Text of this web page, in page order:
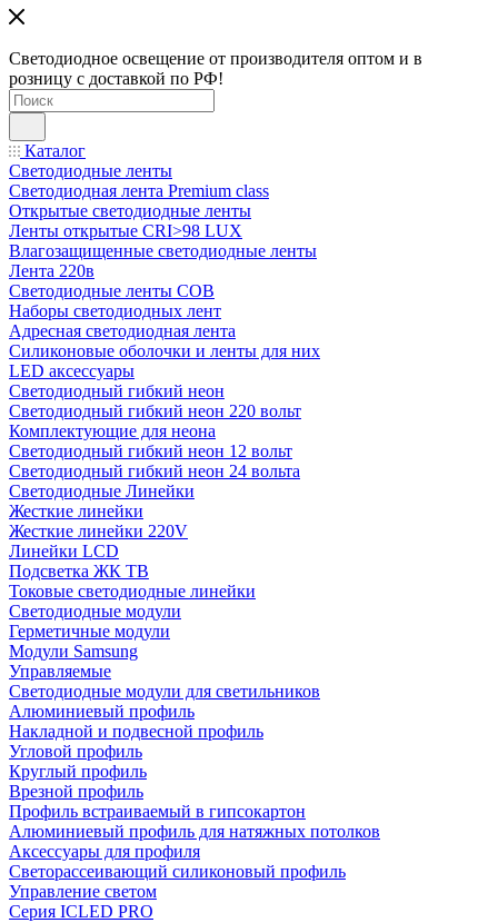
Светодиодное освещение от производителя оптом и в
розницу с доставкой по РФ!
Каталог
Светодиодные ленты
Светодиодная лента Premium class
Открытые светодиодные ленты
Ленты открытые CRI>98 LUX
Влагозащищенные светодиодные ленты
Лента 220в
Светодиодные ленты COB
Наборы светодиодных лент
Адресная светодиодная лента
Силиконовые оболочки и ленты для них
LED аксессуары
Светодиодный гибкий неон
Светодиодный гибкий неон 220 вольт
Комплектующие для неона
Светодиодный гибкий неон 12 вольт
Светодиодный гибкий неон 24 вольта
Светодиодные Линейки
Жесткие линейки
Жесткие линейки 220V
Линейки LCD
Подсветка ЖК ТВ
Токовые светодиодные линейки
Светодиодные модули
Герметичные модули
Модули Samsung
Управляемые
Светодиодные модули для светильников
Алюминиевый профиль
Накладной и подвесной профиль
Угловой профиль
Круглый профиль
Врезной профиль
Профиль встраиваемый в гипсокартон
Алюминиевый профиль для натяжных потолков
Аксессуары для профиля
Светорассеивающий силиконовый профиль
Управление светом
Серия ICLED PRO